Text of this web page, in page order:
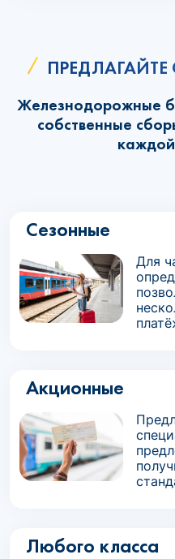
Железнодорожные
собственные
Сезонные
Для
Акционные
Любого класса